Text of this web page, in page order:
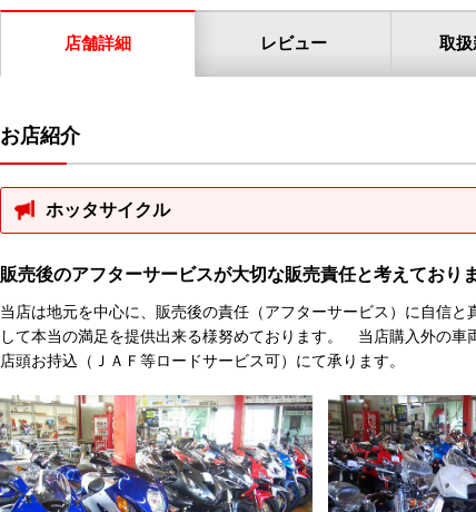
店舗詳細 レビュー 取扱
お店紹介
ホッタサイクル
販売後のアフターサービスが大切な販売責任と考えておりま
当店は地元を中心に、販売後の責任（アフターサービス）に自信
して本当の満足を提供出来る様努めております。 当店購入外の車
店頭お持込（ＪＡＦ等ロードサービス可）にて承ります。